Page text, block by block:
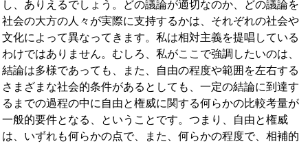
し、ありえるでしょう。どの議論が適切なのか、どの議論を
社会の大方の人々が実際に支持するかは、それぞれの社会や
文化によって異なってきます。私は相対主義を提唱している
わけではありません。むしろ、私がここで強調したいのは、
結論は多様であっても、また、自由の程度や範囲を左右する
さまざまな社会的条件があるとしても、一定の結論に到達す
るまでの過程の中に自由と権威に関する何らかの比較考量が
一般的要件となる、ということです。つまり、自由と権威
は、いずれも何らかの点で、また、何らかの程度で、相補的